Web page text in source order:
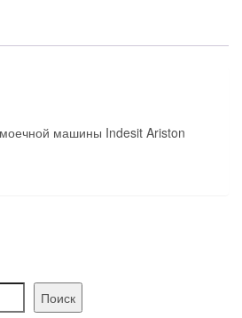
машины Indesit Ariston
Поиск